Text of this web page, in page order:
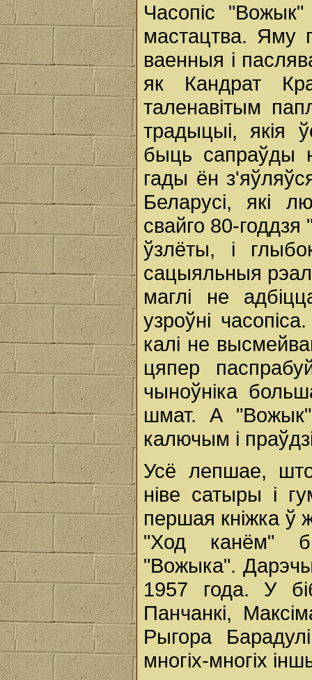
Часопіс
мастацтва. Яму
ваенныя і
як Кандрат
таленавітым
традыцыі, якія
быць сапраўды
гады ён
Беларусі, які
свайго 80-
ўзлёты, і
сацыяльныя
маглі не
узроўні
калі не
цяпер
чыноўніка
шмат. А
калючым і
Усё лепшае, што
ніве сатыры і
першая кніжка ў
"Ход канём"
"Вожыка".
1957 года. У
Панчанкі,
Рыгора
многіх-многіх